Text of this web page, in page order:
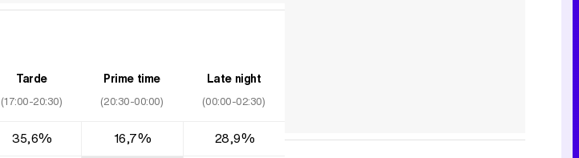
Tarde
(17:00-20:30)
Prime time
(20:30-00:00)
Late night
(00:00-02:30)
35,6% 16,7%
28,9%